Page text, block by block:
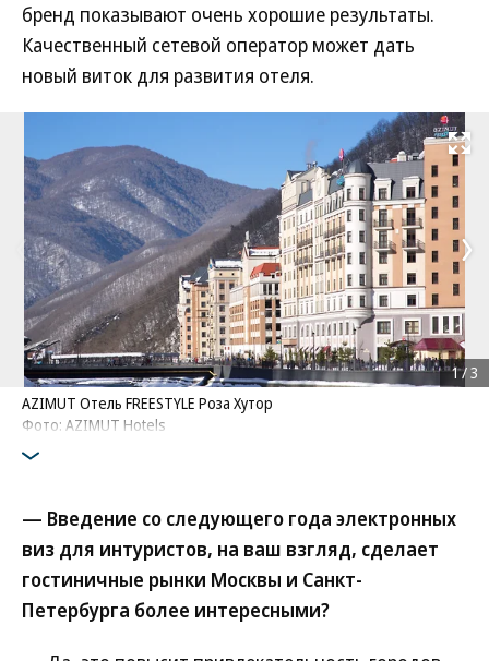
бренд показывают очень хорошие результаты.
Качественный сетевой оператор может дать
новый виток для развития отеля.
Развернуть
AZIMUT Отель FREESTYLE Роза Хутор
Фото: AZIMUT Hotels
1/3
— Введение со следующего года электронных
виз для интуристов, на ваш взгляд, сделает
гостиничные рынки Москвы и Санкт-
Петербурга более интересными?